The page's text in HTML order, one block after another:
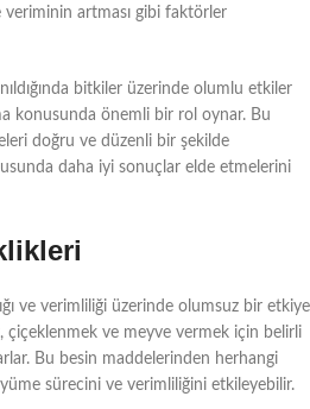
veriminin artması gibi faktörler
bitkiler üzerinde olumlu etkiler
konusunda önemli bir rol oynar. Bu
doğru ve düzenli bir şekilde
daha iyi sonuçlar elde etmelerini
ve verimliliği üzerinde olumsuz bir etkiye
çiçeklenmek ve meyve vermek için belirli
Bu besin maddelerinden herhangi
sürecini ve verimliliğini etkileyebilir.